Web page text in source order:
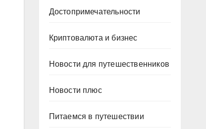
Достопримечательности
Криптовалюта и бизнес
Новости для путешественников
Новости плюс
Питаемся в путешествии